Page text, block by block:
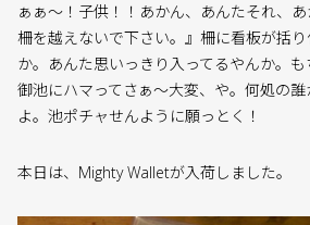
ぁぁ〜！子供！！あかん、あんたそれ、あ
柵を越えないで下さい。』柵に看板が括
か。あんた思いっきり入ってるやんか。も
御池にハマってさぁ〜大変、や。何処の
よ。池ポチャせんように願っとく！
本日は、Mighty Walletが入荷しました。